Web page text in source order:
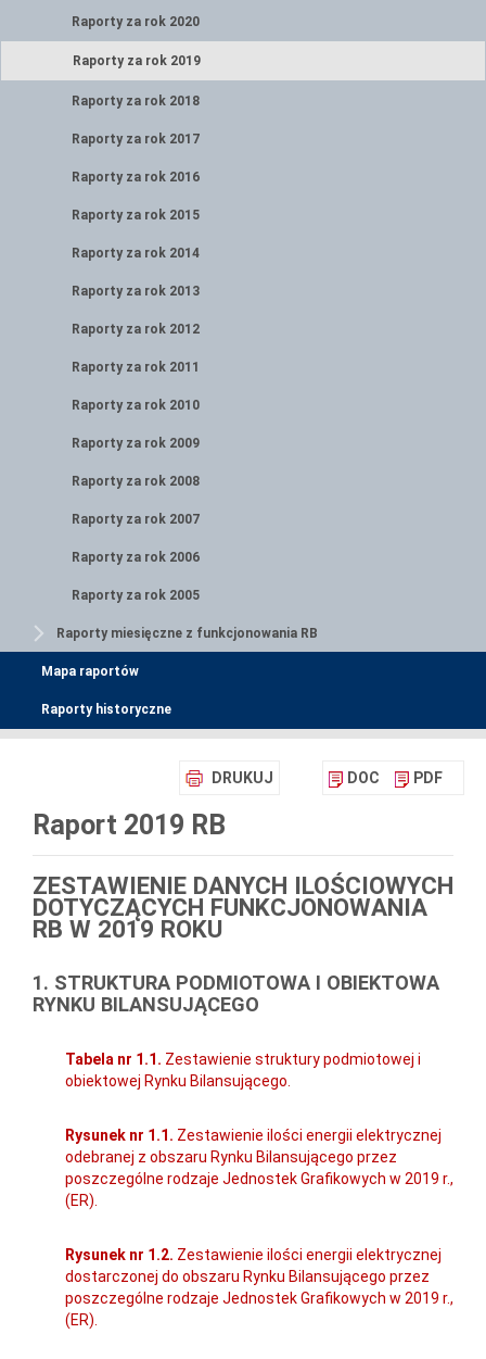
Raporty za rok 2020
Raporty za rok 2019
Raporty za rok 2018
Raporty za rok 2017
Raporty za rok 2016
Raporty za rok 2015
Raporty za rok 2014
Raporty za rok 2013
Raporty za rok 2012
Raporty za rok 2011
Raporty za rok 2010
Raporty za rok 2009
Raporty za rok 2008
Raporty za rok 2007
Raporty za rok 2006
Raporty za rok 2005
Raporty miesięczne z funkcjonowania RB
Mapa raportów
Raporty historyczne
DRUKUJ DOC PDF
Raport 2019 RB
ZESTAWIENIE DANYCH ILOŚCIOWYCH
DOTYCZĄCYCH FUNKCJONOWANIA
RB W 2019 ROKU
1. STRUKTURA PODMIOTOWA I OBIEKTOWA
RYNKU BILANSUJĄCEGO
Tabela nr 1.1. Zestawienie struktury podmiotowej i
obiektowej Rynku Bilansującego.
Rysunek nr 1.1. Zestawienie ilości energii elektrycznej
odebranej z obszaru Rynku Bilansującego przez
poszczególne rodzaje Jednostek Grafikowych w 2019 r.,
(ER).
Rysunek nr 1.2. Zestawienie ilości energii elektrycznej
dostarczonej do obszaru Rynku Bilansującego przez
poszczególne rodzaje Jednostek Grafikowych w 2019 r.,
(ER).